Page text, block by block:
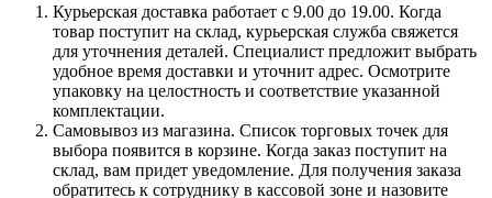
Курьерская доставка работает с 9.00 до 19.00. Когда
товар поступит на склад, курьерская служба свяжется
для уточнения деталей. Специалист предложит выбрать
удобное время доставки и уточнит адрес. Осмотрите
упаковку на целостность и соответствие указанной
комплектации.
Самовывоз из магазина. Список торговых точек для
выбора появится в корзине. Когда заказ поступит на
склад, вам придет уведомление. Для получения заказа
обратитесь к сотруднику в кассовой зоне и назовите